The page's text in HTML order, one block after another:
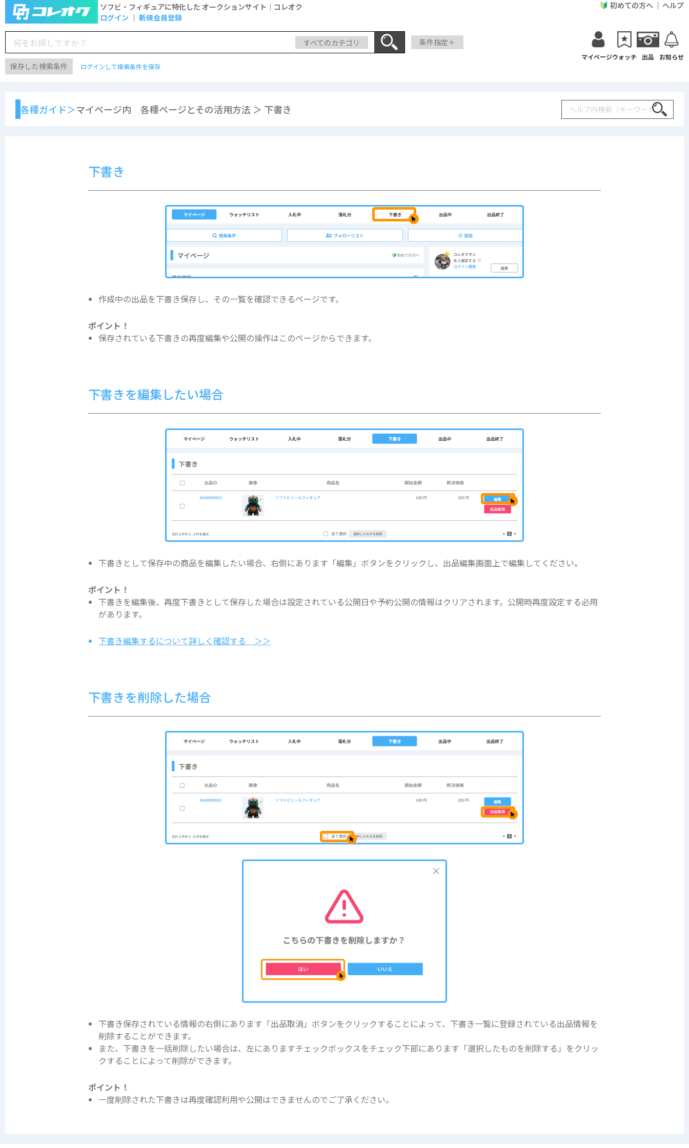
ソフビ・フィギュアに特化した オークションサイト｜コレオク
ログイン
新規会員登録
初めての方へ ヘルプ
すべてのカテゴリ 条件指定＋
保存した検索条件 ログインして検索条件を保存
マイページウォッチ 出品 お知らせ
各種ガイド＞マイページ内 各種ページとその活用方法 ＞ 下書き Search
下書き
作成中の出品を下書き保存し、その一覧を確認できるページです。
ポイント！
保存されている下書きの再度編集や公開の操作はこのページからできます。
下書きを編集したい場合
下書きとして保存中の商品を編集したい場合、右側にあります「編集」ボタンをクリックし、出品編集画面上で編集してください。
ポイント！
下書きを編集後、再度下書きとして保存した場合は設定されている公開日や予約公開の情報はクリアされます。公開時再度設定する必用
があります。
下書き編集するについて詳しく確認する ＞＞
下書きを削除した場合
下書き保存されている情報の右側にあります「出品取消」ボタンをクリックすることによって、下書き一覧に登録されている出品情報を
削除することができます。
また、下書きを一括削除したい場合は、左にありますチェックボックスをチェック下部にあります「選択したものを削除する」をクリッ
クすることによって削除ができます。
ポイント！
一度削除された下書きは再度確認利用や公開はできませんのでご了承ください。